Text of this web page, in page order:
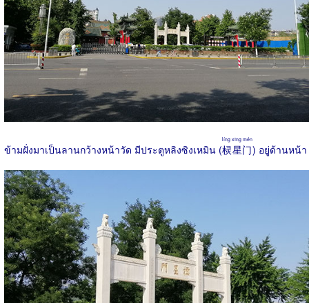
ข้ามฝั่งมาเป็นลานกว้างหน้าวัด มีประตูหลิงซิงเหมิน (棂星门
líng xīng mén
) อยู่ด้านหน้า